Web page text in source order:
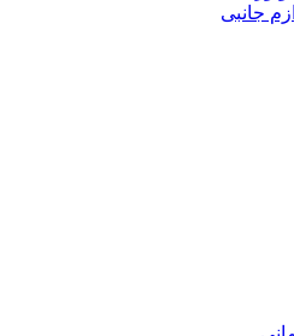
جانبی